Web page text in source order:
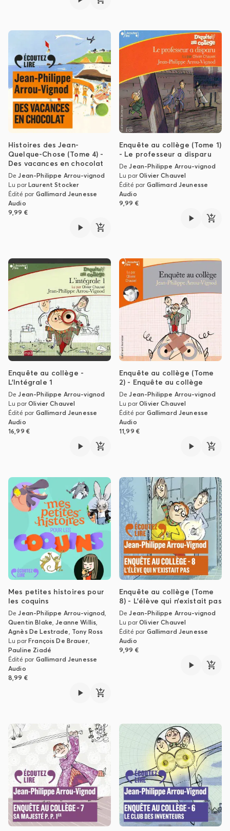
Histoires des Jean-
Quelque-Chose (Tome 4) -
Des vacances en chocolat
DeJean-Philippe Arrou-vignod
Lu parLaurent Stocker
Édité par Gallimard Jeunesse
Audio
9,99 €
Enquête au collège (Tome 1)
- Le professeur a disparu
DeJean-Philippe Arrou-vignod
Lu parOlivier Chauvel
Édité par Gallimard Jeunesse
Audio
9,99 €
Enquête au collège -
L'Intégrale 1
DeJean-Philippe Arrou-vignod
Lu parOlivier Chauvel
Édité par Gallimard Jeunesse
Audio
16,99 €
Enquête au collège (Tome
2) - Enquête au collège
DeJean-Philippe Arrou-vignod
Lu parOlivier Chauvel
Édité par Gallimard Jeunesse
Audio
11,99 €
Mes petites histoires pour
les coquins
DeJean-Philippe Arrou-vignod,
Quentin Blake,Jeanne Willis,
Agnès De Lestrade, Tony Ross
Lu parFrançois De Brauer,
Pauline Ziadé
Édité par Gallimard Jeunesse
Audio
8,99 €
Enquête au collège (Tome
8) - L’élève qui n’existait pas
DeJean-Philippe Arrou-vignod
Lu parOlivier Chauvel
Édité par Gallimard Jeunesse
Audio
9,99 €